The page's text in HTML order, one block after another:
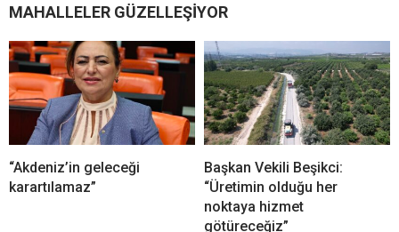
MAHALLELER GÜZELLEŞİYOR
“Akdeniz’in geleceği
karartılamaz”
Başkan Vekili Beşikci:
“Üretimin olduğu her
noktaya hizmet
götüreceğiz”